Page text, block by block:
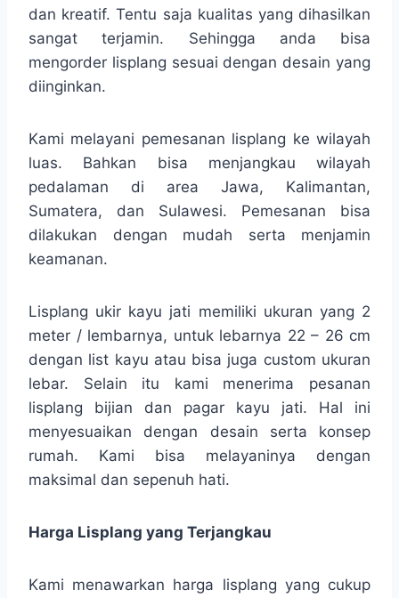
dan kreatif. Tentu saja kualitas yang dihasilkan
sangat terjamin. Sehingga anda bisa
mengorder lisplang sesuai dengan desain yang
diinginkan.
Kami melayani pemesanan lisplang ke wilayah
luas. Bahkan bisa menjangkau wilayah
pedalaman di area Jawa, Kalimantan,
Sumatera, dan Sulawesi. Pemesanan bisa
dilakukan dengan mudah serta menjamin
keamanan.
Lisplang ukir kayu jati memiliki ukuran yang 2
meter / lembarnya, untuk lebarnya 22 – 26 cm
dengan list kayu atau bisa juga custom ukuran
lebar. Selain itu kami menerima pesanan
lisplang bijian dan pagar kayu jati. Hal ini
menyesuaikan dengan desain serta konsep
rumah. Kami bisa melayaninya dengan
maksimal dan sepenuh hati.
Harga Lisplang yang Terjangkau
Kami menawarkan harga lisplang yang cukup